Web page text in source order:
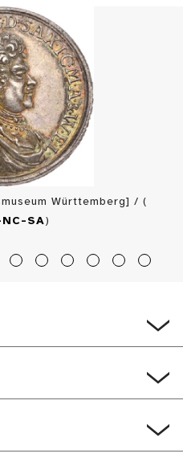
Württemberg] / (
NC-SA)